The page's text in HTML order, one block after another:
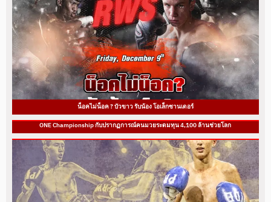
น็อคไม่น็อค ? บัวขาว รับน้อง โอเล็กซานเดอร์
ONE Championship กับปรากฏการณ์คนมวยระดมทุน 4,100 ล้านช่วยโลก